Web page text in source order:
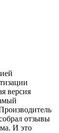
версия
отзывы
И это